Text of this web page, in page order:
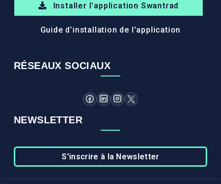
Installer l'application Swantrad
Guide d’installation de l'application
RÉSEAUX SOCIAUX
NEWSLETTER
S'inscrire à la Newsletter